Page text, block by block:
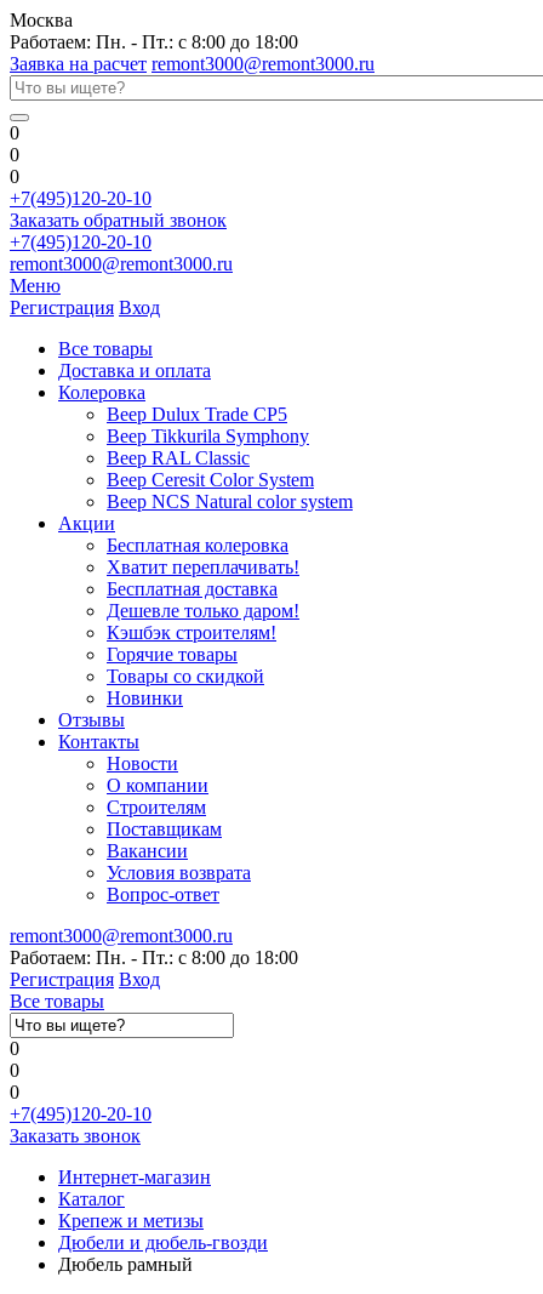
Москва
Работаем: Пн. - Пт.: с 8:00 до 18:00
Заявка на расчет remont3000@remont3000.ru
0
0
0
+7(495)120-20-10
Заказать обратный звонок
+7(495)120-20-10
remont3000@remont3000.ru
Меню
Регистрация Вход
Все товары
Доставка и оплата
Колеровка
Веер Dulux Trade CP5
Веер Tikkurila Symphony
Веер RAL Classic
Веер Ceresit Color System
Веер NCS Natural color system
Акции
Бесплатная колеровка
Хватит переплачивать!
Бесплатная доставка
Дешевле только даром!
Кэшбэк строителям!
Горячие товары
Товары со скидкой
Новинки
Отзывы
Контакты
Новости
О компании
Строителям
Поставщикам
Вакансии
Условия возврата
Вопрос-ответ
remont3000@remont3000.ru
Работаем: Пн. - Пт.: с 8:00 до 18:00
Регистрация Вход
Все товары
0
0
0
+7(495)120-20-10
Заказать звонок
Интернет-магазин
Каталог
Крепеж и метизы
Дюбели и дюбель-гвозди
Дюбель рамный